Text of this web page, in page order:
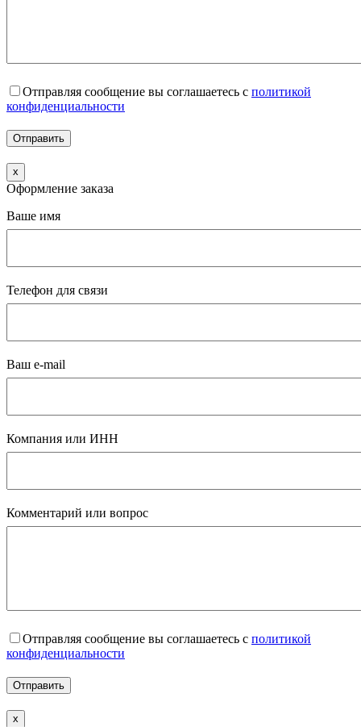
Отправляя сообщение вы соглашаетесь с политикой
конфиденциальности
x
Оформление заказа
Ваше имя
Телефон для связи
Ваш e-mail
Компания или ИНН
Комментарий или вопрос
Отправляя сообщение вы соглашаетесь с политикой
конфиденциальности
x